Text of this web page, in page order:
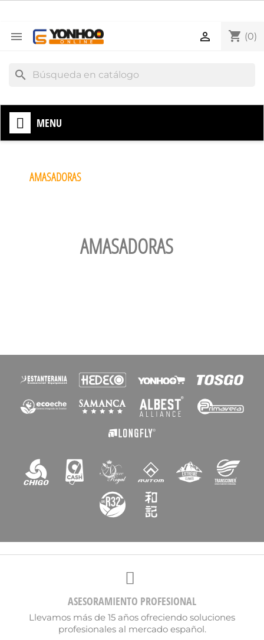
 shopping_cart (0)

search
MENU
AMASADORAS
AMASADORAS
ASESORAMIENTO PROFESIONAL
Llevamos más de 15 años ofreciendo soluciones
profesionales al mercado español.